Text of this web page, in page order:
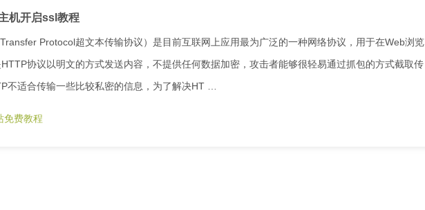
机开启ssl教程
Protocol超文本传输协议）是目前互联网上应用最为广泛的一种网络协议，用于在Web浏览
协议以明文的方式发送内容，不提供任何数据加密，攻击者能够很轻易通过抓包的方式截取传
不适合传输一些比较私密的信息，为了解决HT …
免费教程